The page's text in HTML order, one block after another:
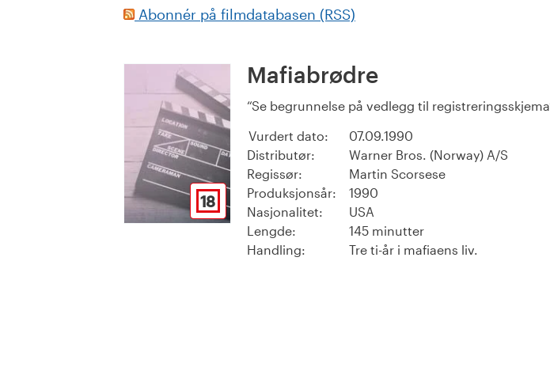
Abonnér på filmdatabasen (RSS)
18
Mafiabrødre
Se begrunnelse på vedlegg til registreringsskjema
Vurdert dato:
07.09.1990
Distributør:
Warner Bros. (Norway) A/S
Regissør:
Martin Scorsese
Produksjonsår:
1990
Nasjonalitet:
USA
Lengde:
145 minutter
Handling:
Tre ti-år i mafiaens liv.